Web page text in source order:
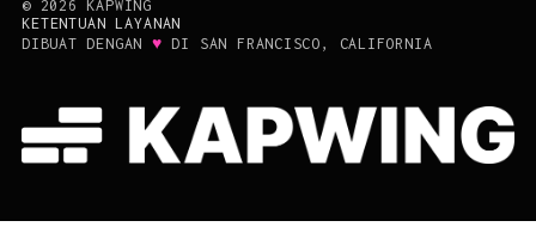
DIBUAT DENGAN♥DI SAN FRANCISCO, CALIFORNIA